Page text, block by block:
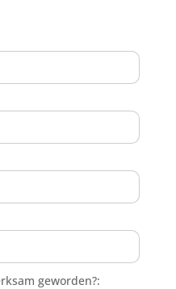
geworden?: